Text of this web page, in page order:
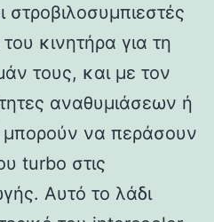
κινητήρα για τη
τους, και με τον
αναθυμιάσεων ή
μπορούν να περάσουν
turbo στις
Αυτό το λάδι